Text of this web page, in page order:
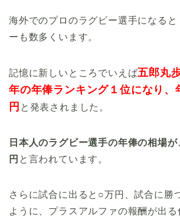
海外でのプロのラグビー選手になると
ーも数多くいます。
記憶に新しいところでいえば五郎丸
年の年俸ランキング１位になり、
円 と発表されました。
日本人のラグビー選手の年俸の相場
円 と言われています。
さらに試合に出ると○万円、試合に勝
ように、プラスアルファの報酬が出る